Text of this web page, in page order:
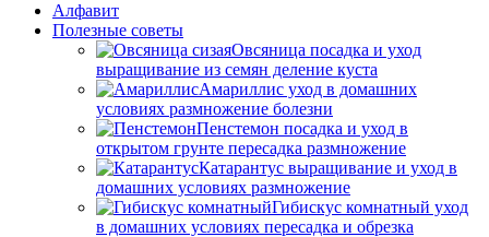
Алфавит
Полезные советы
Овсяница посадка и уход
выращивание из семян деление куста
Амариллис уход в домашних
условиях размножение болезни
Пенстемон посадка и уход в
открытом грунте пересадка размножение
Катарантус выращивание и уход в
домашних условиях размножение
Гибискус комнатный уход
в домашних условиях пересадка и обрезка